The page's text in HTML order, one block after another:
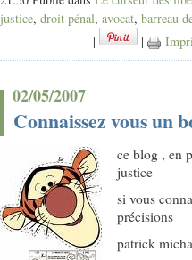
justice, droit pénal, avocat, barreau
|
|
02/05/2007
Connaissez vous
ce blog , en
justice
si vous
précisions
patrick